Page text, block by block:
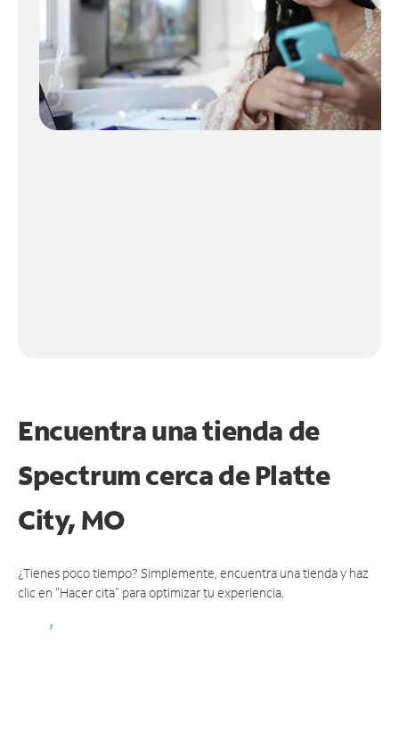
Encuentra una tienda de
Spectrumcerca de Platte
City, MO
¿Tienes poco tiempo? Simplemente, encuentra una tienda y haz
clic en "Hacer cita" para optimizar tu experiencia.